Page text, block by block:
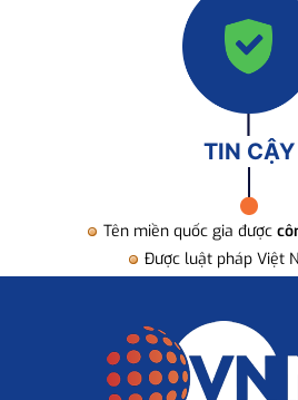
TIN CẬY
Tên miền quốc gia được
Được luật pháp Việt